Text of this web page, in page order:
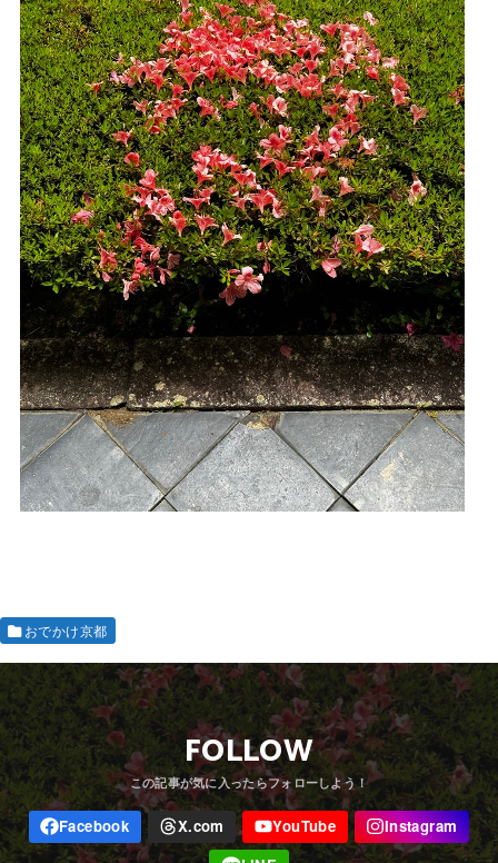
おでかけ京都
FOLLOW